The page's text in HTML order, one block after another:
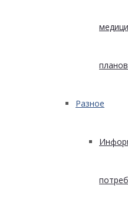
Разное